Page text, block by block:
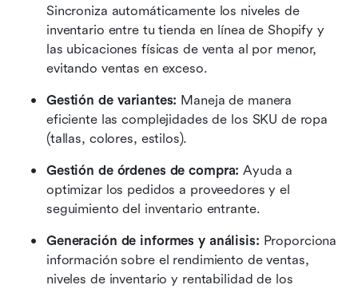
Sincroniza automáticamente los niveles de
inventario entre tu tienda en línea de Shopify y
las ubicaciones físicas de venta al por menor,
evitando ventas en exceso.
Gestión de variantes: Maneja de manera
eficiente las complejidades de los SKU de ropa
(tallas, colores, estilos).
Gestión de órdenes de compra: Ayuda a
optimizar los pedidos a proveedores y el
seguimiento del inventario entrante.
Generación de informes y análisis: Proporciona
información sobre el rendimiento de ventas,
niveles de inventario y rentabilidad de los